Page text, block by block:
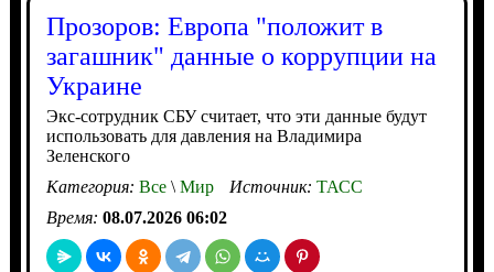
Прозоров: Европа "положит в
загашник" данные о коррупции на
Украине
Экс-сотрудник СБУ считает, что эти данные будут
использовать для давления на Владимира
Зеленского
Категория: Все\Мир Источник: ТАСС
Время: 08.07.2026 06:02